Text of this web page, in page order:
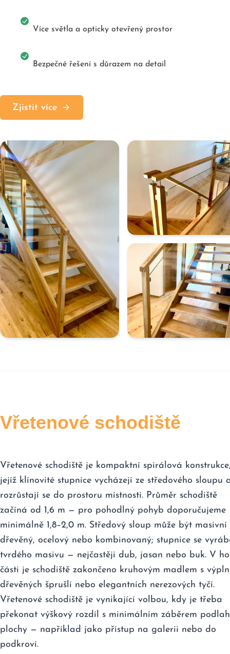
Více světla a opticky otevřený prostor
Bezpečné řešení s důrazem na detail
Zjistit více
Vřetenové schodiště
Vřetenové schodiště je kompaktní spirálová
jejíž klínovité stupnice vycházejí ze středového sloupu
rozrůstají se do prostoru místnosti. Průměr schodiště
začíná od 1,6 m — pro pohodlný pohyb doporučujeme
minimálně 1,8–2,0 m. Středový sloup může být masivní
dřevěný, ocelový nebo kombinovaný; stupnice se
tvrdého masivu — nejčastěji dub, jasan nebo buk. V
části je schodiště zakončeno kruhovým madlem s
dřevěných šprušlí nebo elegantních nerezových tyčí.
Vřetenové schodiště je vynikající volbou, kdy je třeba
překonat výškový rozdíl s minimálním záběrem
plochy — například jako přístup na galerii nebo do
podkroví.